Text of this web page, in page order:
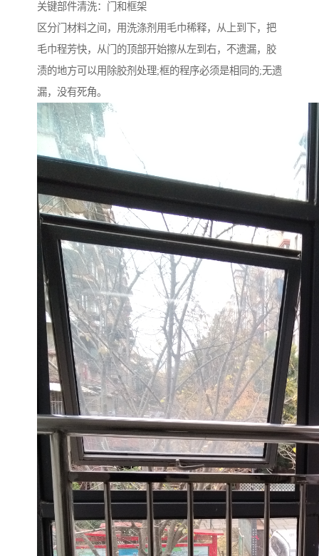
关键部件清洗：门和框架
区分门材料之间，用洗涤剂用毛巾稀释，从上到下，把
毛巾程芳快，从门的顶部开始擦从左到右，不遗漏，胶
渍的地方可以用除胶剂处理;框的程序必须是相同的;无遗
漏，没有死角。